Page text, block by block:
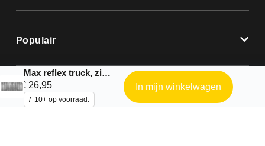
Populair
Max reflex truck, zilver reflecterend zonnescherm – 240×90 cm
€ 26,95
10+ op voorraad.
In mijn winkelwagen